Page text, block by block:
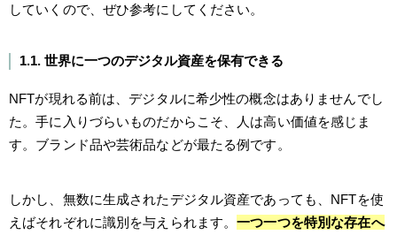
していくので、ぜひ参考にしてください。
1.1. 世界に一つのデジタル資産を保有できる
NFTが現れる前は、デジタルに希少性の概念はありませんでし
た。手に入りづらいものだからこそ、人は高い価値を感じま
す。ブランド品や芸術品などが最たる例です。
しかし、無数に生成されたデジタル資産であっても、NFTを使
えばそれぞれに識別を与えられます。一つ一つを特別な存在へ